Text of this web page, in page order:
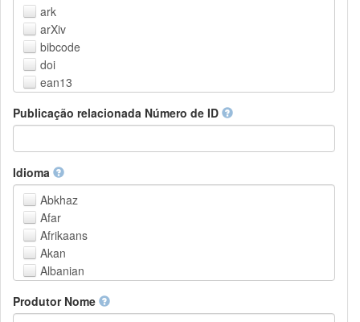
ark
arXiv
bibcode
doi
ean13
handle
issn
istc
lissn
lsid
pmid
purl
upc
url
urn
DASH-NRS
Publicação relacionada Número de ID
Idioma
Abkhaz
Afar
Afrikaans
Akan
Albanian
Arabic
Produtor Nome